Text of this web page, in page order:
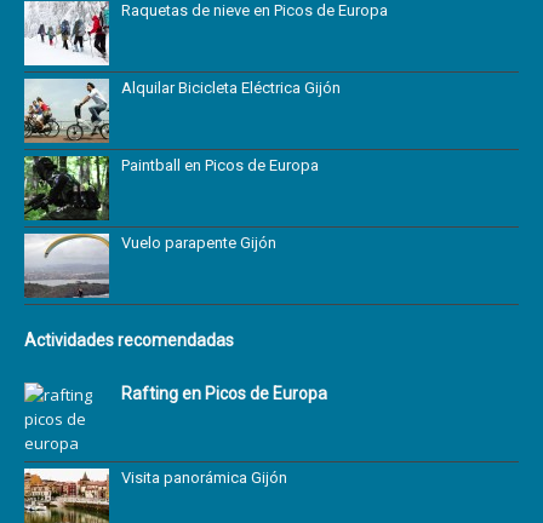
Raquetas de nieve en Picos de Europa
Alquilar Bicicleta Eléctrica Gijón
Paintball en Picos de Europa
Vuelo parapente Gijón
Actividades recomendadas
Rafting en Picos de Europa
Visita panorámica Gijón